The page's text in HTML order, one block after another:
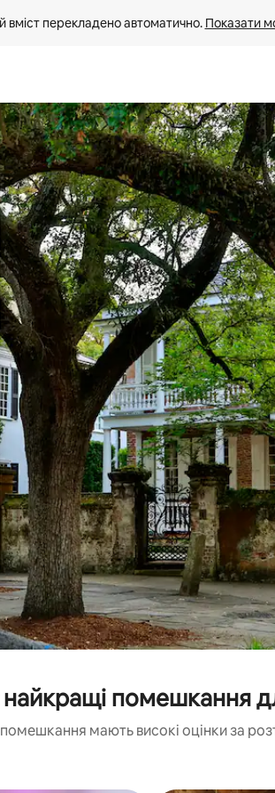
вміст перекладено автоматично. Показати
сторінкою клавіші зі стрілками вгору та
найкращі помешкання
мають високі оцінки за